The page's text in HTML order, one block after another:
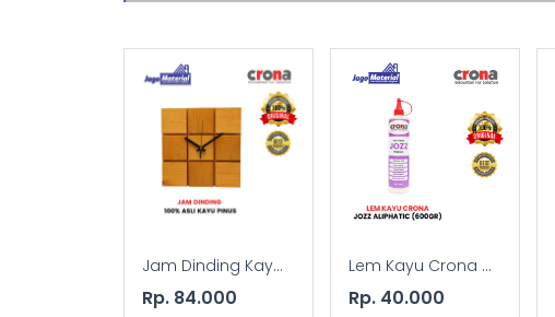
Jam Dinding Kay...
Rp. 84.000
Lem Kayu Crona ...
Rp. 40.000